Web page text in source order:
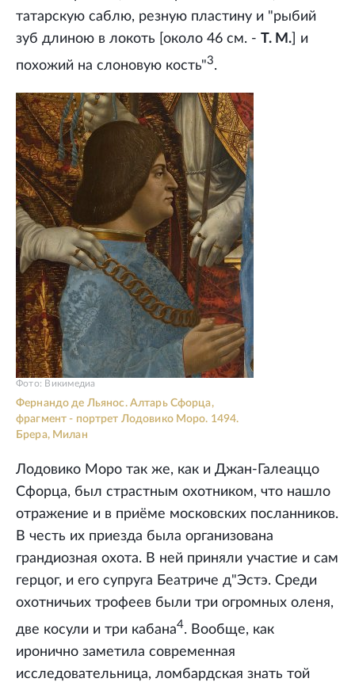
татарскую саблю, резную пластину и "рыбий
зуб длиною в локоть [около 46 см. - Т. М. ] и
похожий на слоновую кость"3.
Фернандо де Льянос. Алтарь Сфорца,
фрагмент - портрет Лодовико Моро. 1494.
Брера, Милан
Фото: Викимедиа
Лодовико Моро так же, как и Джан-Галеаццо
Сфорца, был страстным охотником, что нашло
отражение и в приёме московских посланников.
В честь их приезда была организована
грандиозная охота. В ней приняли участие и сам
герцог, и его супруга Беатриче д"Эстэ. Среди
охотничьих трофеев были три огромных оленя,
две косули и три кабана4. Вообще, как
иронично заметила современная
исследовательница, ломбардская знать той